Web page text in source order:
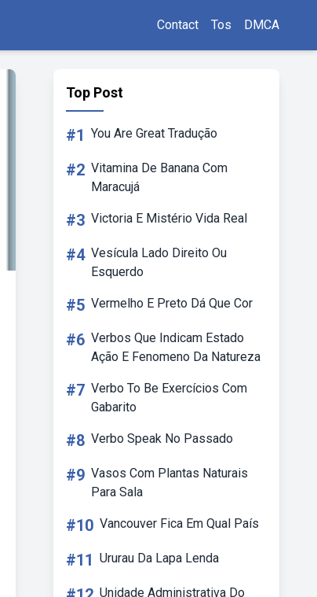
Contact Tos DMCA
Top Post
#1 You Are Great Tradução
#2 Vitamina De Banana Com
Maracujá
#3 Victoria E Mistério Vida Real
#4 Vesícula Lado Direito Ou
Esquerdo
#5 Vermelho E Preto Dá Que Cor
#6 Verbos Que Indicam Estado
Ação E Fenomeno Da Natureza
#7 Verbo To Be Exercícios Com
Gabarito
#8 Verbo Speak No Passado
#9 Vasos Com Plantas Naturais
Para Sala
#10 Vancouver Fica Em Qual País
#11 Ururau Da Lapa Lenda
Unidade Administrativa Do